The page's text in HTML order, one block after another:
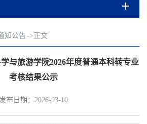
知公告 -> 正文
与旅游学院2026年度普通本科转专业
考核结果公示
布日期：2026-03-10